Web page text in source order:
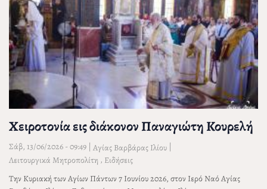
Χειροτονία εις διάκονον Παναγιώτη Κουρελή
Σάβ, 13/06/2026 - 09:49 Αγίας Βαρβάρας Ιλίου
Λειτουργικά Μητροπολίτη , Ειδήσεις
Την Κυριακή των Αγίων Πάντων 7 Ιουνίου 2026, στον Ιερό Ναό Αγίας